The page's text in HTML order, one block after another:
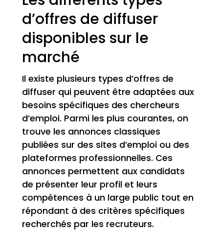
d’offres de diffuser
disponibles sur le
marché
Il existe plusieurs types d’offres de
diffuser qui peuvent être adaptées aux
besoins spécifiques des chercheurs
d’emploi. Parmi les plus courantes, on
trouve les annonces classiques
publiées sur des sites d’emploi ou des
plateformes professionnelles. Ces
annonces permettent aux candidats
de présenter leur profil et leurs
compétences à un large public tout en
répondant à des critères spécifiques
recherchés par les recruteurs.